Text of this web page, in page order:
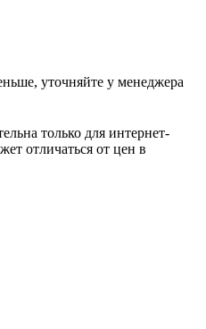
уточняйте у менеджера
только для интернет-
отличаться от цен в